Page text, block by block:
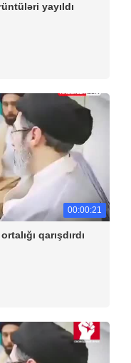
yayıldı
00:00:21
qarışdırdı